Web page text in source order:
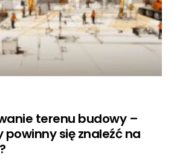
terenu budowy –
się znaleźć na